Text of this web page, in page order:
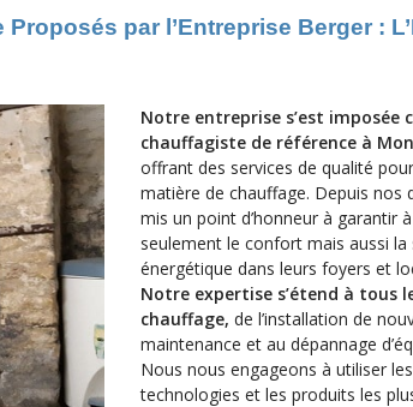
par l’Entreprise Berger :
Notre entreprise s’est imposée
chauffagiste de référence à
offrant des services de qualité
matière de chauffage. Depuis nos
mis un point d’honneur à garantir
seulement le confort mais aussi la
énergétique dans leurs foyers et
Notre expertise s’étend à tous
chauffage, de l’installation de
maintenance et au dépannage
Nous nous engageons à utiliser
technologies et les produits les